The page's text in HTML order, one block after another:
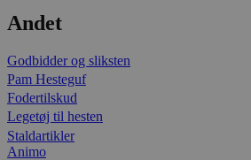
Andet
Godbidder og sliksten
Pam Hesteguf
Fodertilskud
Legetøj til hesten
Staldartikler
Animo